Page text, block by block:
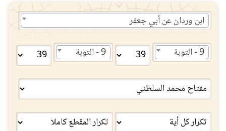
ابن وردان عن أبي جعفر
9 - التوبة 9 - التوبة